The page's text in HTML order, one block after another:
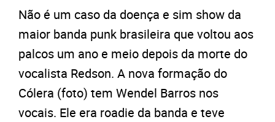
Não é um caso da doença e sim show da
maior banda punk brasileira que voltou aos
palcos um ano e meio depois da morte do
vocalista Redson. A nova formação do
Cólera (foto) tem Wendel Barros nos
vocais. Ele era roadie da banda e teve